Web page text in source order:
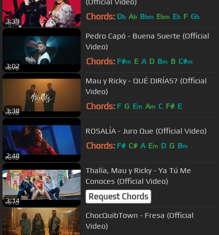
3:39 Chords: Db Ab Bbm Ebm Eb F Gb
3:02
Pedro Capó - Buena Suerte (Official
Video)
Chords: F#m E A D Bm B C#m
3:38
Mau y Ricky - QUÉ DIRÍAS? (Official
Video)
Chords: F G Em Am C F# E
2:48
ROSALÍA - Juro Que (Official Video)
Chords: F# C# A Em D G Bm
3:14
Thalía, Mau y Ricky - Ya Tú Me
Conoces (Official Video)
Request Chords
ChocQuibTown - Fresa (Official
Video)